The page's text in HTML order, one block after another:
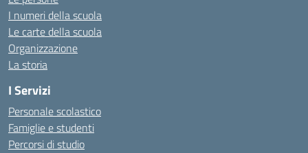
I numeri della scuola
Le carte della scuola
Organizzazione
La storia
I Servizi
Personale scolastico
Famiglie e studenti
Percorsi di studio